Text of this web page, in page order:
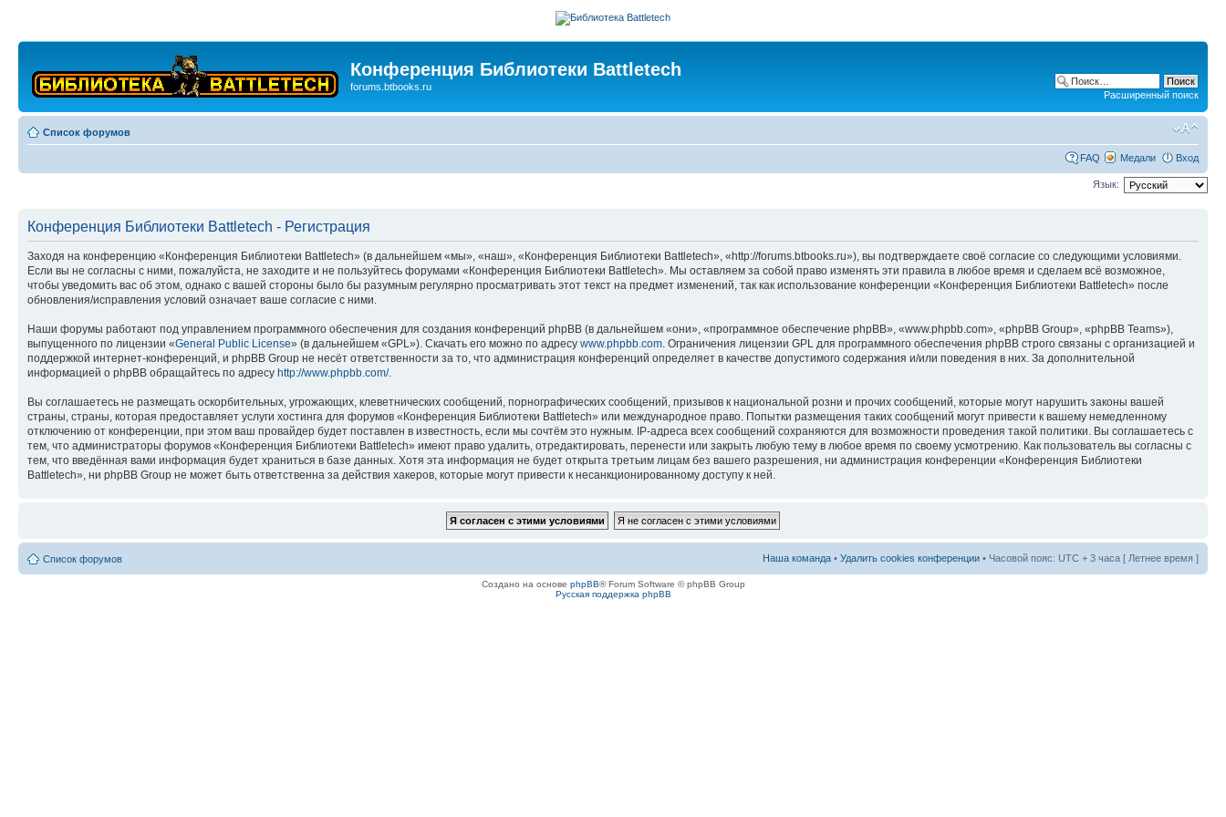
Конференция Библиотеки Battletech
forums.btbooks.ru
Расширенный поиск
Список форумов
FAQ Медали Вход
Язык:
Конференция Библиотеки Battletech - Регистрация
Заходя на конференцию «Конференция Библиотеки Battletech» (в дальнейшем «мы», «наш», «Конференция Библиотеки Battletech», «http://forums.btbooks.ru»), вы подтверждаете своё согласие со следующими условиями.
Если вы не согласны с ними, пожалуйста, не заходите и не пользуйтесь форумами «Конференция Библиотеки Battletech». Мы оставляем за собой право изменять эти правила в любое время и сделаем всё возможное,
чтобы уведомить вас об этом, однако с вашей стороны было бы разумным регулярно просматривать этот текст на предмет изменений, так как использование конференции «Конференция Библиотеки Battletech» после
обновления/исправления условий означает ваше согласие с ними.
Наши форумы работают под управлением программного обеспечения для создания конференций phpBB (в дальнейшем «они», «программное обеспечение phpBB», «www.phpbb.com», «phpBB Group», «phpBB Teams»),
выпущенного по лицензии «General Public License» (в дальнейшем «GPL»). Скачать его можно по адресу www.phpbb.com . Ограничения лицензии GPL для программного обеспечения phpBB строго связаны с организацией и
поддержкой интернет-конференций, и phpBB Group не несёт ответственности за то, что администрация конференций определяет в качестве допустимого содержания и/или поведения в них. За дополнительной
информацией о phpBB обращайтесь по адресу http://www.phpbb.com/.
Вы соглашаетесь не размещать оскорбительных, угрожающих, клеветнических сообщений, порнографических сообщений, призывов к национальной розни и прочих сообщений, которые могут нарушить законы вашей
страны, страны, которая предоставляет услуги хостинга для форумов «Конференция Библиотеки Battletech» или международное право. Попытки размещения таких сообщений могут привести к вашему немедленному
отключению от конференции, при этом ваш провайдер будет поставлен в известность, если мы сочтём это нужным. IP-адреса всех сообщений сохраняются для возможности проведения такой политики. Вы соглашаетесь с
тем, что администраторы форумов «Конференция Библиотеки Battletech» имеют право удалить, отредактировать, перенести или закрыть любую тему в любое время по своему усмотрению. Как пользователь вы согласны с
тем, что введённая вами информация будет храниться в базе данных. Хотя эта информация не будет открыта третьим лицам без вашего разрешения, ни администрация конференции «Конференция Библиотеки
Battletech», ни phpBB Group не может быть ответственна за действия хакеров, которые могут привести к несанкционированному доступу к ней.
Список форумов Наша команда • Удалить cookies конференции • Часовой пояс: UTC + 3 часа [ Летнее время ]
Создано на основе phpBB® Forum Software © phpBB Group
Русская поддержка phpBB